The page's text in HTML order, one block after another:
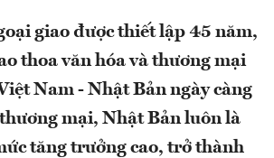
giao được thiết lập 45 năm,
thoa văn hóa và thương mại
Nam - Nhật Bản ngày càng
mại, Nhật Bản luôn là
tăng trưởng cao, trở thành